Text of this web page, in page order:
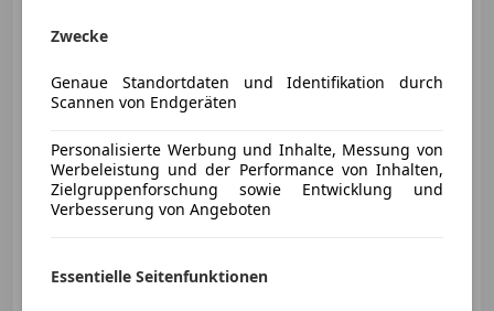
Zwecke
Genaue Standortdaten und Identifikation durch
Scannen von Endgeräten
Personalisierte Werbung und Inhalte, Messung von
Werbeleistung und der Performance von Inhalten,
Zielgruppenforschung sowie Entwicklung und
Verbesserung von Angeboten
Essentielle Seitenfunktionen